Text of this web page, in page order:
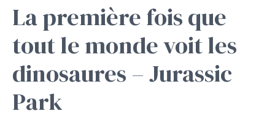
La première fois que
tout le monde voit les
dinosaures – Jurassic
Park